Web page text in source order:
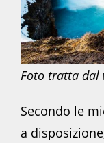
Foto tratta dal
Secondo le
a